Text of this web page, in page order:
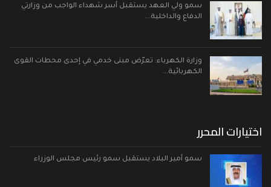
سمو ولي العهد يستقبل أسر شهداء الواجب من وزارتي
الدفاع والداخلية…
وزارة الكهرباء: تعرّض مبنى خدمي في إحدى محطات القوى
الكهربائية…
اختيارات المحرر
سمو أمير البلاد يستقبل سمو رئيس مجلس الوزراء